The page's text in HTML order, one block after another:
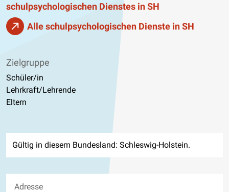
schulpsychologischen Dienstes in SH
Alle schulpsychologischen Dienste in SH
Zielgruppe
Schüler/in
Lehrkraft/Lehrende
Eltern
Gültig in diesem Bundesland: Schleswig-Holstein.
Adresse